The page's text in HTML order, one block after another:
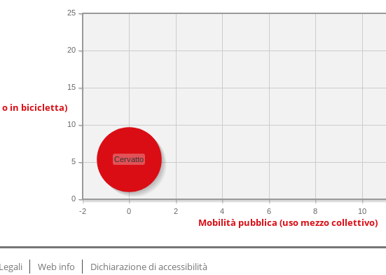
in bicicletta)
-2 0 2 4 6 8 10
0
5
10
15
20
25
Cervatto
Mobilità pubblica (uso mezzo collettivo)
Web info Dichiarazione di accessibilità